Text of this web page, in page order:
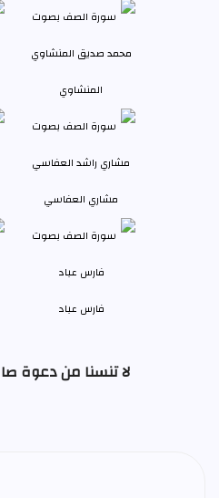
المنشاوي
مشاري العفاسي
فارس عباد
لا تنسنا من دعوة